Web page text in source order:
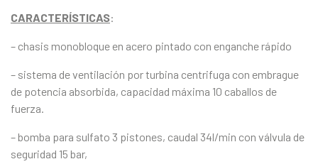
CARACTERÍSTICAS:
– chasis monobloque en acero pintado con enganche rápido
– sistema de ventilación por turbina centrifuga con embrague
de potencia absorbida, capacidad máxima 10 caballos de
fuerza.
– bomba para sulfato 3 pistones, caudal 34l/min con válvula de
seguridad 15 bar,